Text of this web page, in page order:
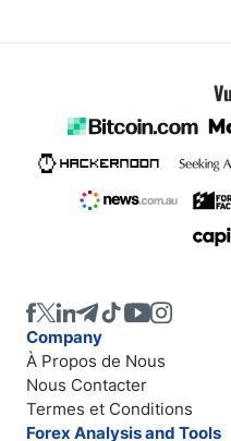
Company
À Propos de Nous
Nous Contacter
Termes et Conditions
Forex Analysis and Tools